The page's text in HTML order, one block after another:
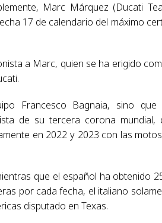
Marc Márquez (Ducati
17 de calendario del máximo
a Marc, quien se ha erigido
Francesco Bagnaia, sino que
de su tercera corona mundial,
en 2022 y 2023 con las
que el español ha obtenido
por cada fecha, el italiano
disputado en Texas.